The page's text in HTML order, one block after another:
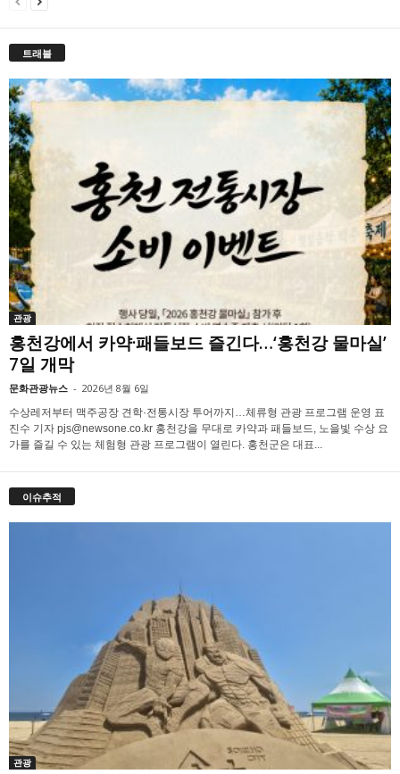
트래블
관광
홍천강에서 카약·패들보드 즐긴다…‘홍천강 물마실’
7일 개막
문화관광뉴스 - 2026년 8월 6일
수상레저부터 맥주공장 견학·전통시장 투어까지…체류형 관광 프로그램 운영 표
진수 기자 pjs@newsone.co.kr 홍천강을 무대로 카약과 패들보드, 노을빛 수상 요
가를 즐길 수 있는 체험형 관광 프로그램이 열린다. 홍천군은 대표...
이슈추적
관광